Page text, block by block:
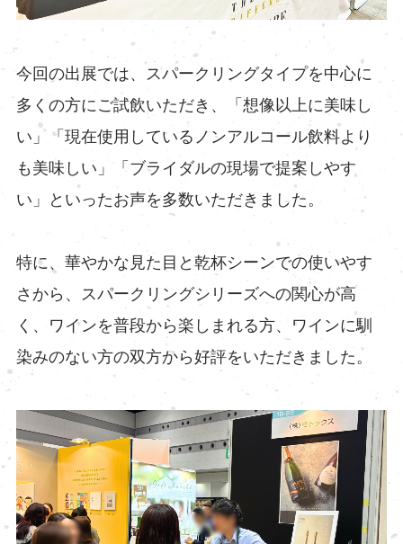
今回の出展では、スパークリングタイプを中心に
多くの方にご試飲いただき、「想像以上に美味し
い」「現在使用しているノンアルコール飲料より
も美味しい」「ブライダルの現場で提案しやす
い」といったお声を多数いただきました。
特に、華やかな見た目と乾杯シーンでの使いやす
さから、スパークリングシリーズへの関心が高
く、ワインを普段から楽しまれる方、ワインに馴
染みのない方の双方から好評をいただきました。